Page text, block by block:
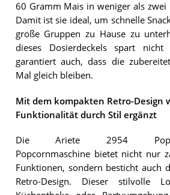
60 Gramm Mais in weniger als
Damit ist sie ideal, um schnelle
große Gruppen zu Hause zu
dieses Dosierdeckels spart
garantiert auch, dass die
Mal gleich bleiben.
Mit dem kompakten Retro-Design
Funktionalität durch Stil ergänzt
Die Ariete 2954
Popcornmaschine bietet nicht nur
Funktionen, sondern besticht auch
Retro-Design. Dieser stilvolle